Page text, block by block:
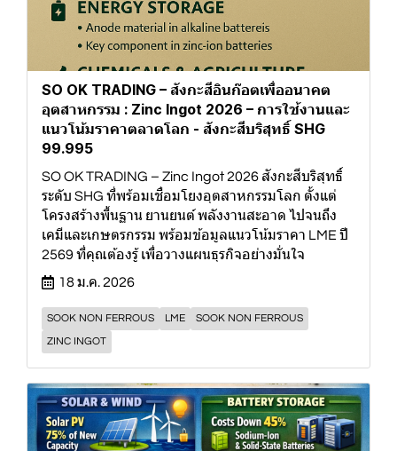
SO OK TRADING – สังกะสีอินก๊อตเพื่ออนาคต
อุตสาหกรรม : Zinc Ingot 2026 – การใช้งานและ
แนวโน้มราคาตลาดโลก - สังกะสีบริสุทธิ์ SHG
99.995
SO OK TRADING – Zinc Ingot 2026 สังกะสีบริสุทธิ์
ระดับ SHG ที่พร้อมเชื่อมโยงอุตสาหกรรมโลก ตั้งแต่
โครงสร้างพื้นฐาน ยานยนต์ พลังงานสะอาด ไปจนถึง
เคมีและเกษตรกรรม พร้อมข้อมูลแนวโน้มราคา LME ปี
2569 ที่คุณต้องรู้ เพื่อวางแผนธุรกิจอย่างมั่นใจ
18 ม.ค. 2026
SOOK NON FERROUS LME
SOOK NON FERROUS
ZINC INGOT